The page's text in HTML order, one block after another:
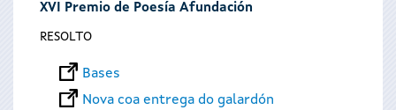
XVI Premio de Poesía Afundación
RESOLTO
Bases
Nova coa entrega do galardón